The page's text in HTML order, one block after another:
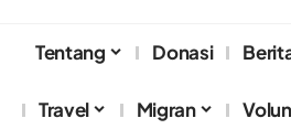
Tentang Donasi
Travel Migran